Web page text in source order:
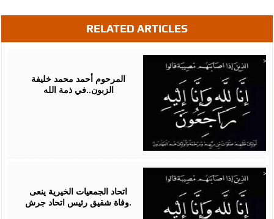
RELATED ARTICLES
المرحوم أحمد محمد خليفة
الزبون..في ذمة الله
اتحاد الجمعيات الخيرية ينعى
وفاة شقيق رئيس اتحاد جرش.